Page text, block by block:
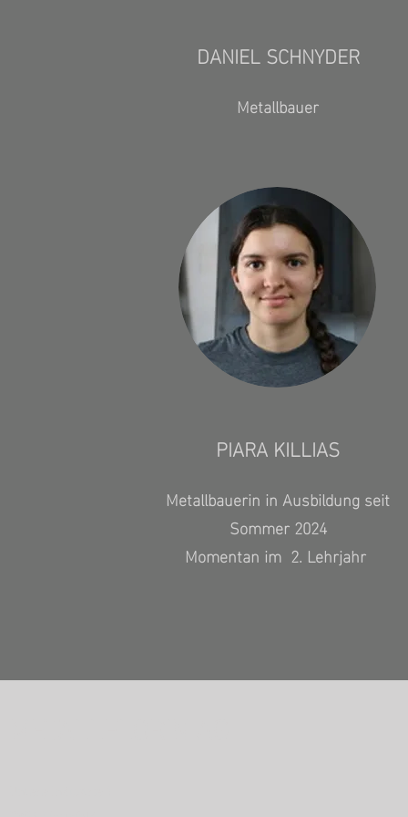
DANIEL SCHNYDER
Metallbauer
PIARA KILLIAS
Metallbauerin in Ausbildung seit
Sommer 2024
Momentan im 2. Lehrjahr